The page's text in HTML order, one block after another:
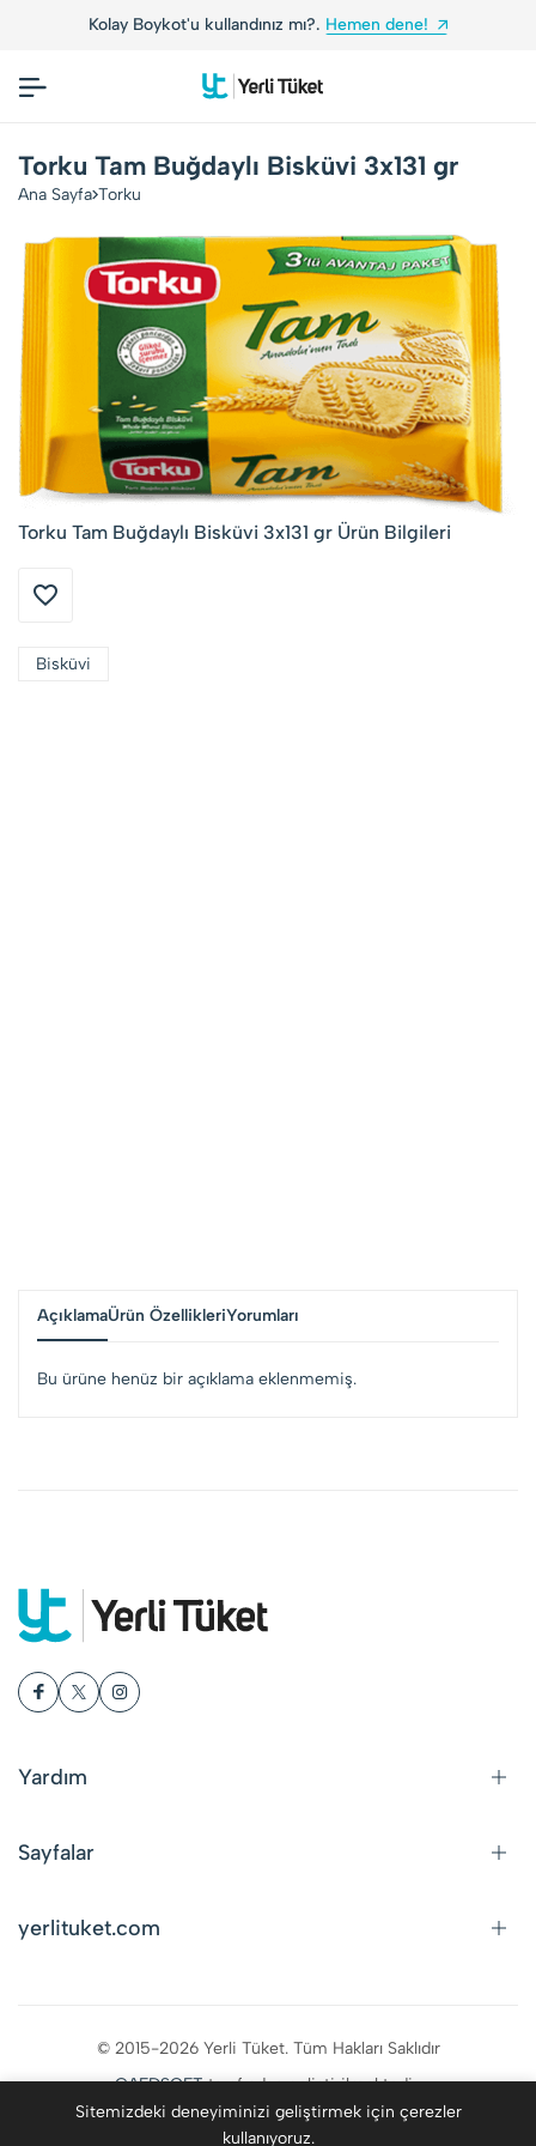
Kolay Boykot'u kullandınız mı?. Hemen dene!
Torku Tam Buğdaylı Bisküvi 3x131 gr
Ana Sayfa Torku
Torku Tam Buğdaylı Bisküvi 3x131 gr Ürün Bilgileri
Bisküvi
AçıklamaÜrün ÖzellikleriYorumları
Bu ürüne henüz bir açıklama eklenmemiş.
Yardım
Sayfalar
yerlituket.com
© 2015-2026 Yerli Tüket. Tüm Hakları Saklıdır
CAFDSOFTtarafından geliştirilmektedir.
Sitemizdeki deneyiminizi geliştirmek için çerezler
kullanıyoruz.